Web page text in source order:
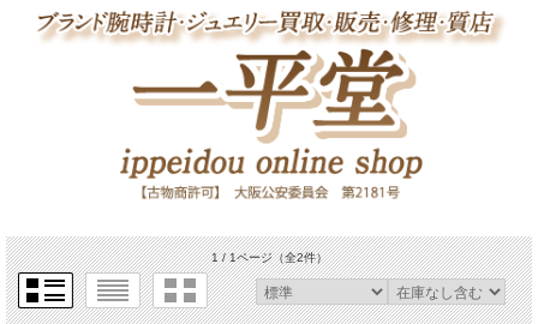
1 / 1ページ（全2件）